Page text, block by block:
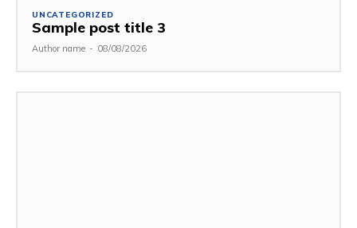
UNCATEGORIZED
Sample post title 3
Author name - 08/08/2026